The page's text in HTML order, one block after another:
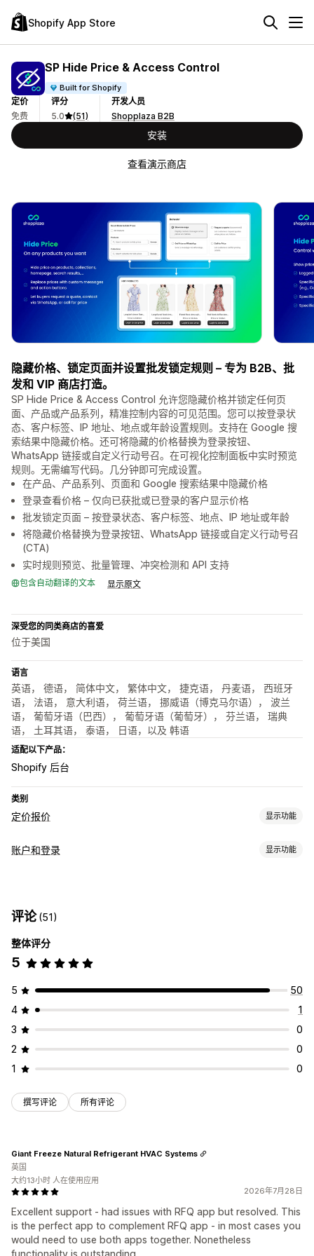
Shopify App Store
SP Hide Price & Access Control
Built for Shopify
定价
免费
评分
5.0
(51)
开发人员
Shopplaza B2B
安装
查看演示商店
隐藏价格、锁定页面并设置批发锁定规则 – 专为 B2B、批
发和 VIP 商店打造。
SP Hide Price & Access Control 允许您隐藏价格并锁定任何页
面、产品或产品系列，精准控制内容的可见范围。您可以按登录状
态、客户标签、IP 地址、地点或年龄设置规则。支持在 Google 搜
索结果中隐藏价格。还可将隐藏的价格替换为登录按钮、
WhatsApp 链接或自定义行动号召。在可视化控制面板中实时预览
规则。无需编写代码。几分钟即可完成设置。
在产品、产品系列、页面和 Google 搜索结果中隐藏价格
登录查看价格 – 仅向已获批或已登录的客户显示价格
批发锁定页面 – 按登录状态、客户标签、地点、IP 地址或年龄
将隐藏价格替换为登录按钮、WhatsApp 链接或自定义行动号召
(CTA)
实时规则预览、批量管理、冲突检测和 API 支持
包含自动翻译的文本 显示原文
深受您的同类商店的喜爱
位于美国
语言
英语， 德语， 简体中文， 繁体中文， 捷克语， 丹麦语， 西班牙
语， 法语， 意大利语， 荷兰语， 挪威语（博克马尔语）， 波兰
语， 葡萄牙语（巴西）， 葡萄牙语（葡萄牙）， 芬兰语， 瑞典
语， 土耳其语， 泰语， 日语，以及 韩语
适配以下产品：
Shopify 后台
类别
定价报价 显示功能
定价规则
自定义显示
账户和登录 显示功能
评论(51)
整体评分
5
5
50
4
1
3
0
2
0
1
0
撰写评论 所有评论
2026年7月28日
Excellent support - had issues with RFQ app but resolved. This
is the perfect app to complement RFQ app - in most cases you
would need to use both apps together. Nonetheless
Giant Freeze Natural Refrigerant HVAC Systems
英国
大约13小时 人在使用应用